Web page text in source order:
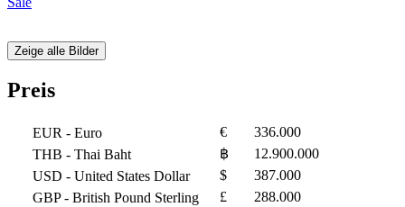
Zeige alle Bilder
Preis
EUR - Euro €
336.000
THB - Thai Baht ฿
12.900.000
USD - United States Dollar $
387.000
GBP- British Pound Sterling £
288.000